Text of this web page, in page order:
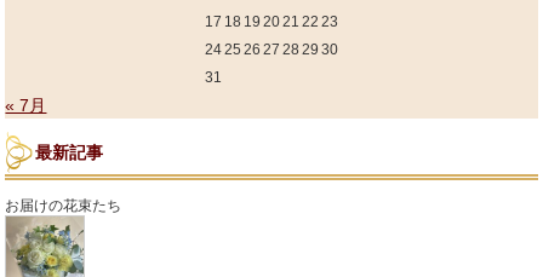
17 18 19 2021 22 23
2425 26 27 28 29 30
31
« 7月
最新記事
お届けの花束たち